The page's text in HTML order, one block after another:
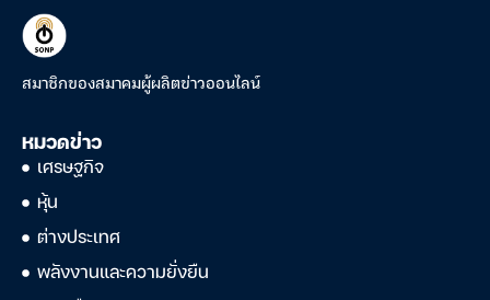
สมาชิกของสมาคมผู้ผลิตข่าวออนไลน์
หมวดข่าว
เศรษฐกิจ
หุ้น
ต่างประเทศ
พลังงานและความยั่งยืน